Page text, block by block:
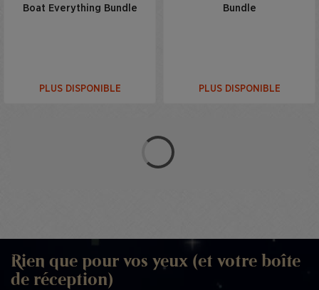
Boat Everything Bundle
PLUS DISPONIBLE
Bundle
PLUS DISPONIBLE
Rien que pour vos yeux (et votre boîte
de réception)